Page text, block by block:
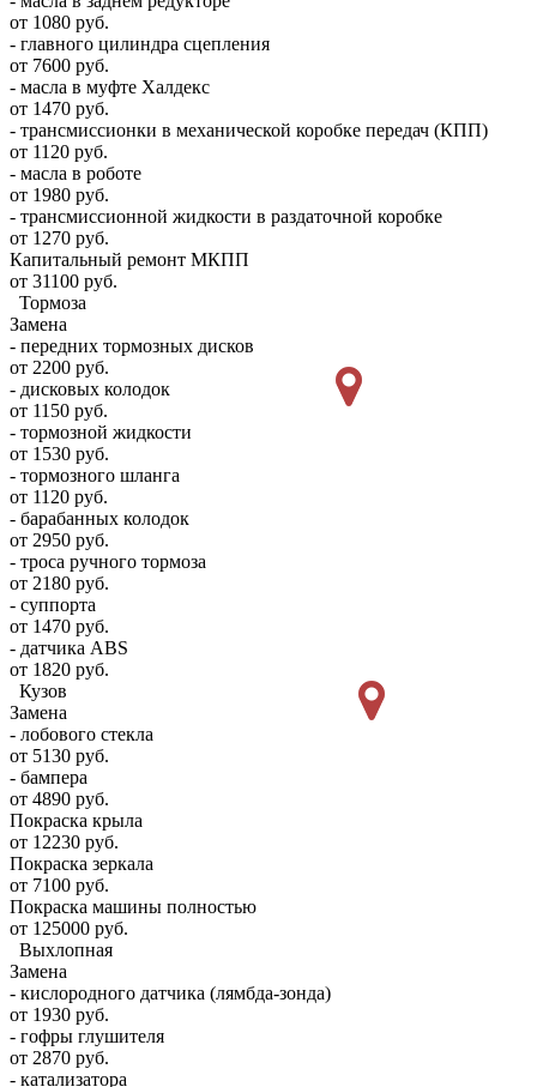
от 1080 руб.
- главного цилиндра сцепления
от 7600 руб.
- масла в муфте Халдекс
от 1470 руб.
- трансмиссионки в механической коробке передач (КПП)
от 1120 руб.
- масла в роботе
от 1980 руб.
- трансмиссионной жидкости в раздаточной коробке
от 1270 руб.
Капитальный ремонт МКПП
от 31100 руб.
Тормоза
Замена
- передних тормозных дисков
от 2200 руб.
- дисковых колодок
от 1150 руб.
- тормозной жидкости
от 1530 руб.
- тормозного шланга
от 1120 руб.
- барабанных колодок
от 2950 руб.
- троса ручного тормоза
от 2180 руб.
- суппорта
от 1470 руб.
- датчика ABS
от 1820 руб.
Кузов
Замена
- лобового стекла
от 5130 руб.
- бампера
от 4890 руб.
Покраска крыла
от 12230 руб.
Покраска зеркала
от 7100 руб.
Покраска машины полностью
от 125000 руб.
Выхлопная
Замена
- кислородного датчика (лямбда-зонда)
от 1930 руб.
- гофры глушителя
от 2870 руб.
- катализатора